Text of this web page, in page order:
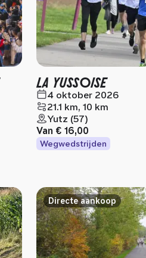
LA YUSSOISE
4 oktober 2026
21.1 km, 10 km
Yutz (57)
Van € 16,00
Wegwedstrijden
Directe aankoop